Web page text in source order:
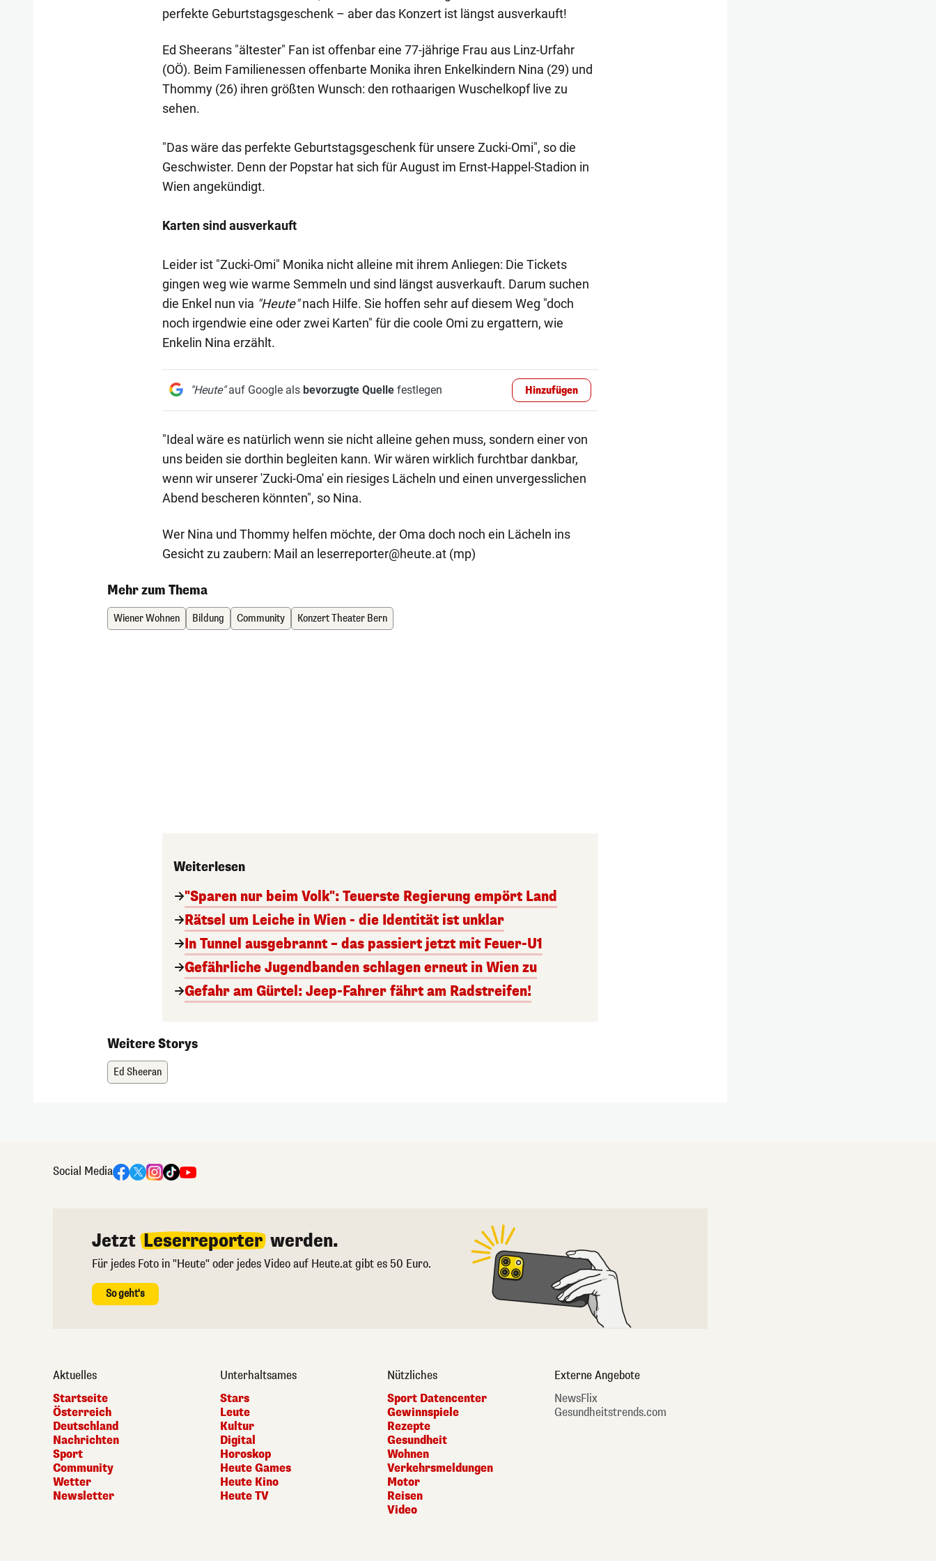
perfekte Geburtstagsgeschenk – aber das Konzert ist längst ausverkauft!
Ed Sheerans "ältester" Fan ist offenbar eine 77-jährige Frau aus Linz-Urfahr
(OÖ). Beim Familienessen offenbarte Monika ihren Enkelkindern Nina (29) und
Thommy (26) ihren größten Wunsch: den rothaarigen Wuschelkopf live zu
sehen.
"Das wäre das perfekte Geburtstagsgeschenk für unsere Zucki-Omi", so die
Geschwister. Denn der Popstar hat sich für August im Ernst-Happel-Stadion in
Wien angekündigt.
Karten sind ausverkauft
Leider ist "Zucki-Omi" Monika nicht alleine mit ihrem Anliegen: Die Tickets
gingen weg wie warme Semmeln und sind längst ausverkauft. Darum suchen
die Enkel nun via "Heute"nach Hilfe. Sie hoffen sehr auf diesem Weg "doch
noch irgendwie eine oder zwei Karten" für die coole Omi zu ergattern, wie
Enkelin Nina erzählt.
"Heute"auf Google als bevorzugte Quellefestlegen Hinzufügen
"Ideal wäre es natürlich wenn sie nicht alleine gehen muss, sondern einer von
uns beiden sie dorthin begleiten kann. Wir wären wirklich furchtbar dankbar,
wenn wir unserer 'Zucki-Oma' ein riesiges Lächeln und einen unvergesslichen
Abend bescheren könnten", so Nina.
Wer Nina und Thommy helfen möchte, der Oma doch noch ein Lächeln ins
Gesicht zu zaubern: Mail an leserreporter@heute.at(mp)
Mehr zum Thema
Wiener Wohnen Bildung Community Konzert Theater Bern
Weiterlesen
"Sparen nur beim Volk": Teuerste Regierung empört Land
Rätsel um Leiche in Wien - die Identität ist unklar
In Tunnel ausgebrannt – das passiert jetzt mit Feuer-U1
Gefährliche Jugendbanden schlagen erneut in Wien zu
Gefahr am Gürtel: Jeep-Fahrer fährt am Radstreifen!
Weitere Storys
Ed Sheeran
Social Media
Jetzt Leserreporter werden.
Für jedes Foto in "Heute" oder jedes Video auf Heute.at gibt es 50 Euro.
So geht's
Aktuelles
Startseite
Österreich
Deutschland
Nachrichten
Sport
Community
Wetter
Newsletter
Unterhaltsames
Stars
Leute
Kultur
Digital
Horoskop
Heute Games
Heute Kino
Heute TV
Nützliches
Sport Datencenter
Gewinnspiele
Rezepte
Gesundheit
Wohnen
Verkehrsmeldungen
Motor
Reisen
Video
Externe Angebote
NewsFlix
Gesundheitstrends.com